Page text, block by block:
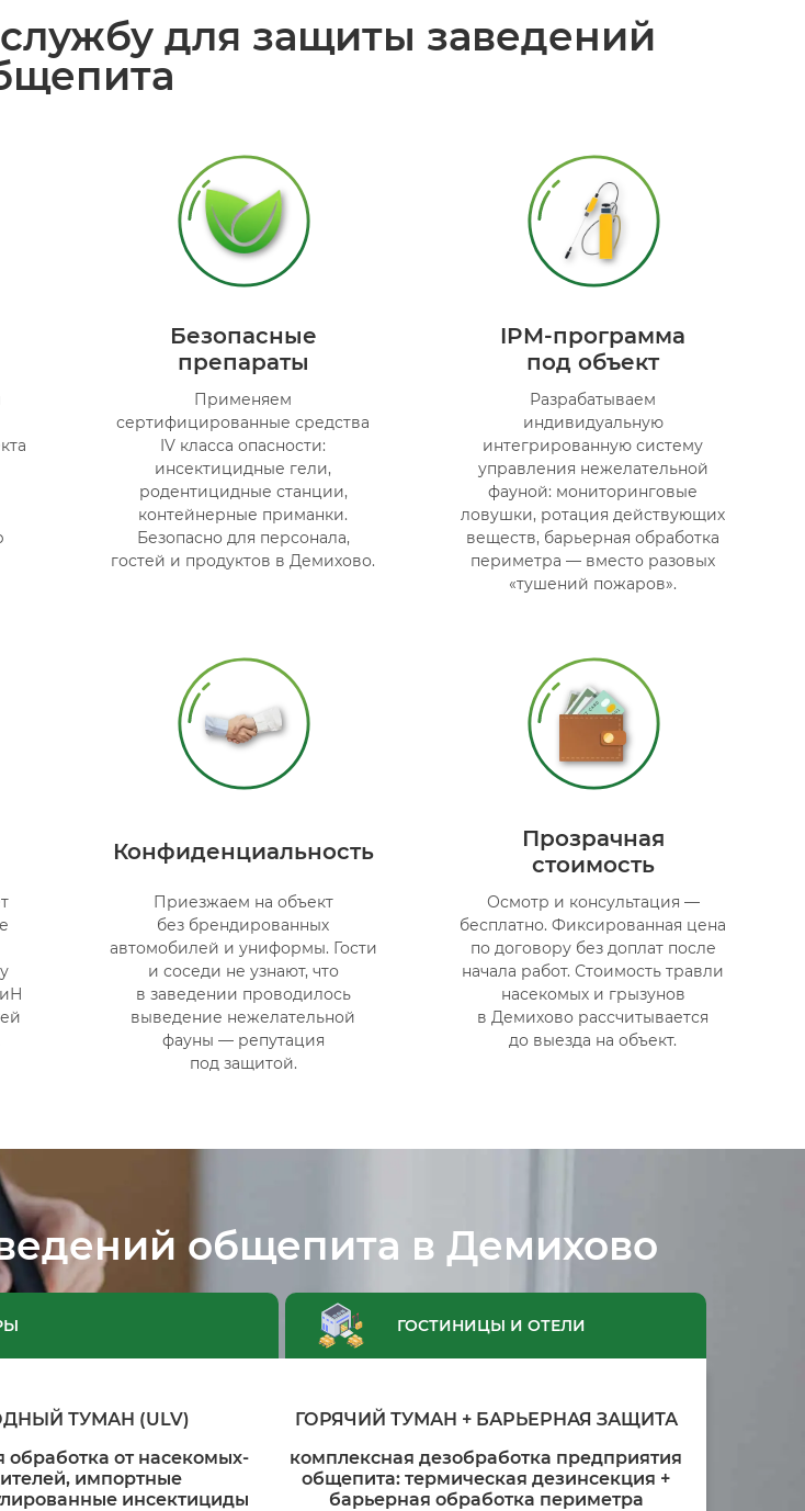
для защиты заведений
Безопасные
препараты
Применяем
сертифицированные средства
IV класса опасности:
инсектицидные гели,
родентицидные станции,
контейнерные приманки.
Безопасно для персонала,
гостей и продуктов в Демихово.
IPM-программа
под объект
Разрабатываем
индивидуальную
интегрированную систему
управления нежелательной
фауной: мониторинговые
ловушки, ротация действующих
веществ, барьерная обработка
периметра — вместо разовых
«тушений пожаров».
Конфиденциальность
Приезжаем на объект
без брендированных
автомобилей и униформы. Гости
и соседи не узнают, что
в заведении проводилось
выведение нежелательной
фауны — репутация
под защитой.
Прозрачная
стоимость
Осмотр и консультация —
бесплатно. Фиксированная цена
по договору без доплат после
начала работ. Стоимость травли
насекомых и грызунов
в Демихово рассчитывается
до выезда на объект.
общепита в Демихово
ГОСТИНИЦЫ И ОТЕЛИ
ТУМАН (ULV)
обработка от насекомых-
импортные
инсектициды
ГОРЯЧИЙ ТУМАН + БАРЬЕРНАЯ ЗАЩИТА
комплексная дезобработка предприятия
общепита: термическая дезинсекция +
барьерная обработка периметра